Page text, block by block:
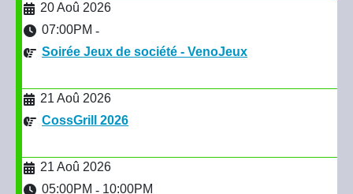
20 Aoû 2026
07:00PM -
Soirée Jeux de société - VenoJeux
21 Aoû 2026
CossGrill 2026
21 Aoû 2026
05:00PM - 10:00PM